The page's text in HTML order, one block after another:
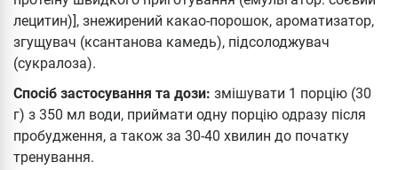
лецитин)], знежирений какао-порошок, ароматизатор,
згущувач (ксантанова камедь), підсолоджувач
(сукралоза).
Спосіб застосування та дози: змішувати 1 порцію (30
г) з 350 мл води, приймати одну порцію одразу після
пробудження, а також за 30-40 хвилин до початку
тренування.